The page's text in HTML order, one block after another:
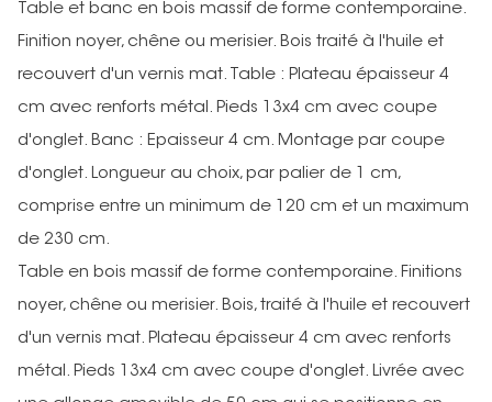
Table et banc en bois massif de forme contemporaine.
Finition noyer, chêne ou merisier. Bois traité à l'huile et
recouvert d'un vernis mat. Table : Plateau épaisseur 4
cm avec renforts métal. Pieds 13x4 cm avec coupe
d'onglet. Banc : Epaisseur 4 cm. Montage par coupe
d'onglet. Longueur au choix, par palier de 1 cm,
comprise entre un minimum de 120 cm et un maximum
de 230 cm.
Table en bois massif de forme contemporaine. Finitions
noyer, chêne ou merisier. Bois, traité à l'huile et recouvert
d'un vernis mat. Plateau épaisseur 4 cm avec renforts
métal. Pieds 13x4 cm avec coupe d'onglet. Livrée avec